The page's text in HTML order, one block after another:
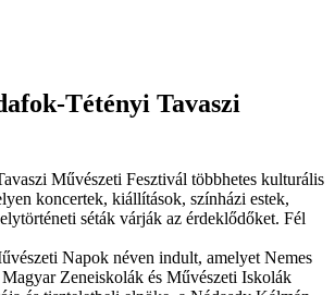
Tétényi Tavaszi
Művészeti Fesztivál többhetes kulturális
koncertek, kiállítások, színházi estek,
séták várják az érdeklődőket. Fél
Napok néven indult, amelyet Nemes
Zeneiskolák és Művészeti Iskolák